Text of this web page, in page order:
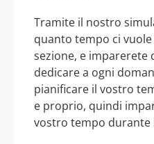
Tramite il nostro
quanto tempo ci
sezione, e
dedicare a ogni
pianificare il vostro
e proprio, quindi
vostro tempo durante